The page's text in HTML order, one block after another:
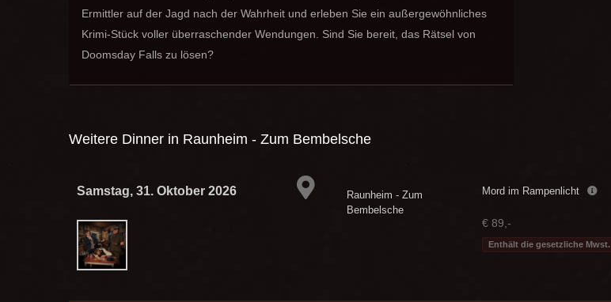
Ermittler auf der Jagd nach der Wahrheit und erleben Sie ein außergewöhnliches
Krimi-Stück voller überraschender Wendungen. Sind Sie bereit, das Rätsel von
Doomsday Falls zu lösen?
Weitere Dinner in Raunheim - Zum Bembelsche
Samstag, 31. Oktober 2026
Raunheim - Zum
Bembelsche
Mord im Rampenlicht
€ 89,-
Enthält die gesetzliche Mwst.